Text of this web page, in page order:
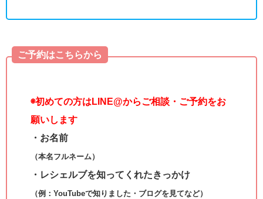
ご予約はこちらから
◉初めての方はLINE@からご相談・ご予約をお
願いします
・お名前
（本名フルネーム）
・レシェルブを知ってくれたきっかけ
（例：YouTubeで知りました・ブログを見てなど）